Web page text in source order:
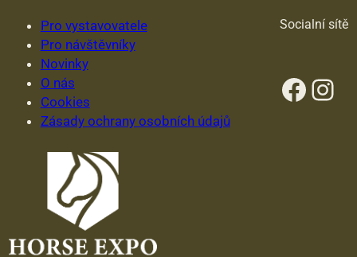
Pro vystavovatele
Pro návštěvníky
Novinky
O nás
Cookies
Zásady ochrany osobních údajů
Socialní sítě